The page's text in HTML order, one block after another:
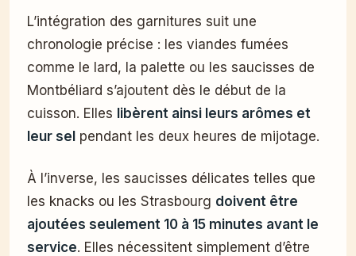
L’intégration des garnitures suit une
chronologie précise : les viandes fumées
comme le lard, la palette ou les saucisses de
Montbéliard s’ajoutent dès le début de la
cuisson. Elles libèrent ainsi leurs arômes et
leur sel pendant les deux heures de mijotage.
À l’inverse, les saucisses délicates telles que
les knacks ou les Strasbourg doivent être
ajoutées seulement 10 à 15 minutes avant le
service. Elles nécessitent simplement d’être